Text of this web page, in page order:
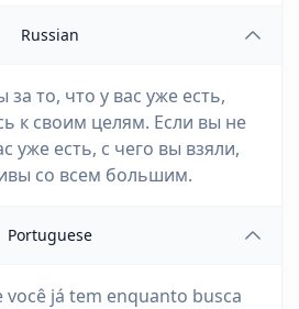
Russian
за то, что у вас уже есть,
к своим целям. Если вы не
уже есть, с чего вы взяли,
со всем большим.
Portuguese
você já tem enquanto busca